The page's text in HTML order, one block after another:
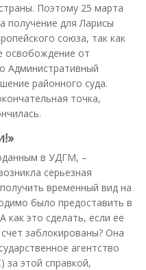
Поэтому 25 марта
для Ларисы
союза, так как
освобождение от
Административный
районного суда.
точка,
в УДГМ, –
серьезная
временный вид на
было предоставить в
как это сделать, если ее
заблокированы? Она
агентство
за этой справкой,